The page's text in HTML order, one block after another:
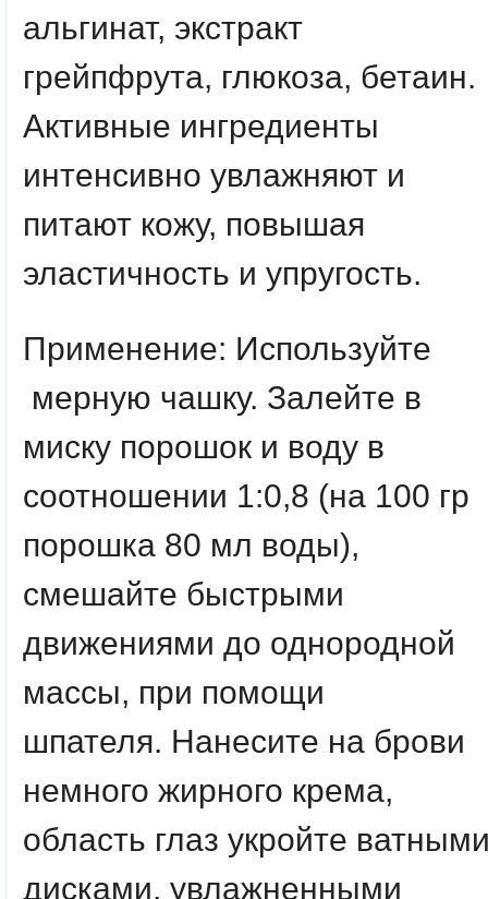
альгинат, экстракт
грейпфрута, глюкоза, бетаин.
Активные ингредиенты
интенсивно увлажняют и
питают кожу, повышая
эластичность и упругость.
Применение: Используйте
мерную чашку. Залейте в
миску порошок и воду в
соотношении 1:0,8 (на 100 гр
порошка 80 мл воды),
смешайте быстрыми
движениями до однородной
массы, при помощи
шпателя. Нанесите на брови
немного жирного крема,
область глаз укройте
дисками, увлажненными